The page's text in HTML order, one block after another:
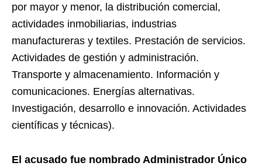
por mayor y menor, la distribución comercial,
actividades inmobiliarias, industrias
manufactureras y textiles. Prestación de servicios.
Actividades de gestión y administración.
Transporte y almacenamiento. Información y
comunicaciones. Energías alternativas.
Investigación, desarrollo e innovación. Actividades
científicas y técnicas).
El acusado fue nombrado Administrador Único